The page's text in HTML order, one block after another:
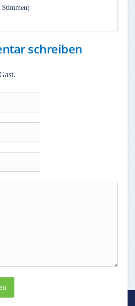
Stimmen)
schreiben